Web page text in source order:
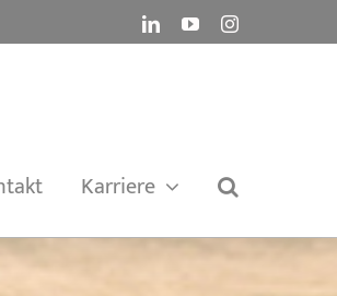
LinkedInYouTubeInstagram
Karriere